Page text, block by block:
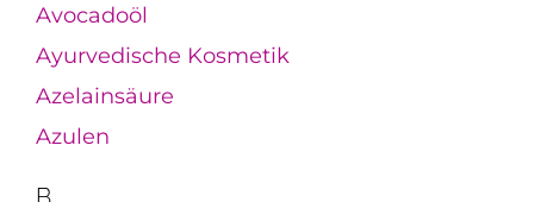
Avocadoöl
Ayurvedische Kosmetik
Azelainsäure
Azulen